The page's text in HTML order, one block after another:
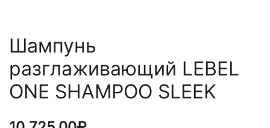
Шампунь
разглаживающий LEBEL
ONE SHAMPOO SLEEK